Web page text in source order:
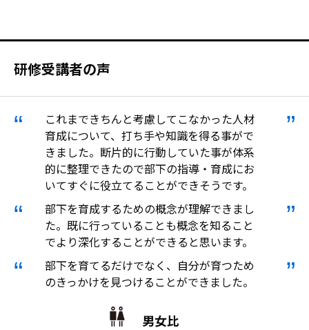
研修受講者の声
これまできちんと考慮してこなかった人材
育成について、打ち手や知識を得る事がで
きました。断片的に行動していた事が体系
的に整理できたので部下の指導・育成にお
いてすぐに役立てることができそうです。
部下を育成するための概念が理解できまし
た。既に行っていることも概念を知ること
でより深化することができると思います。
部下を育てるだけでなく、自分が育つため
のきっかけを見つけることができました。
男女比